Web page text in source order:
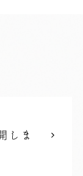
しま